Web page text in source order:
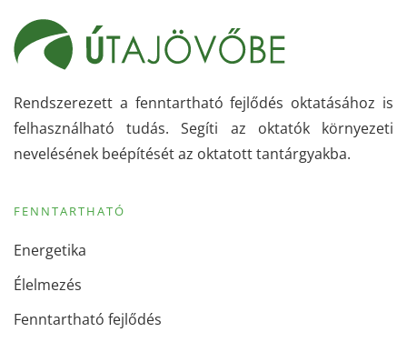
Rendszerezett a fenntartható fejlődés oktatásához is
felhasználható tudás. Segíti az oktatók környezeti
nevelésének beépítését az oktatott tantárgyakba.
FENNTARTHATÓ
Energetika
Élelmezés
Fenntartható fejlődés